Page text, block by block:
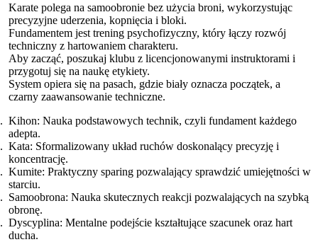
Karate polega na samoobronie bez użycia broni, wykorzystując
precyzyjne uderzenia, kopnięcia i bloki.
Fundamentem jest trening psychofizyczny, który łączy rozwój
techniczny z hartowaniem charakteru.
Aby zacząć, poszukaj klubu z licencjonowanymi instruktorami i
przygotuj się na naukę etykiety.
System opiera się na pasach, gdzie biały oznacza początek, a
czarny zaawansowanie techniczne.
Kihon: Nauka podstawowych technik, czyli fundament każdego
adepta.
Kata: Sformalizowany układ ruchów doskonalący precyzję i
koncentrację.
Kumite: Praktyczny sparing pozwalający sprawdzić umiejętności w
starciu.
Samoobrona: Nauka skutecznych reakcji pozwalających na szybką
obronę.
Dyscyplina: Mentalne podejście kształtujące szacunek oraz hart
ducha.